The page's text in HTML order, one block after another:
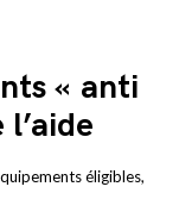
« anti
éligibles,